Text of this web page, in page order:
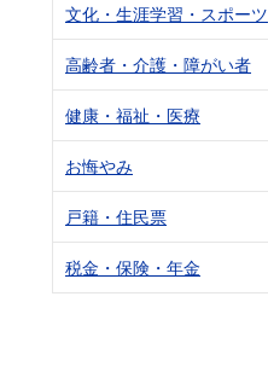
文化・生涯学習・スポーツ
高齢者・介護・障がい者
健康・福祉・医療
お悔やみ
戸籍・住民票
税金・保険・年金